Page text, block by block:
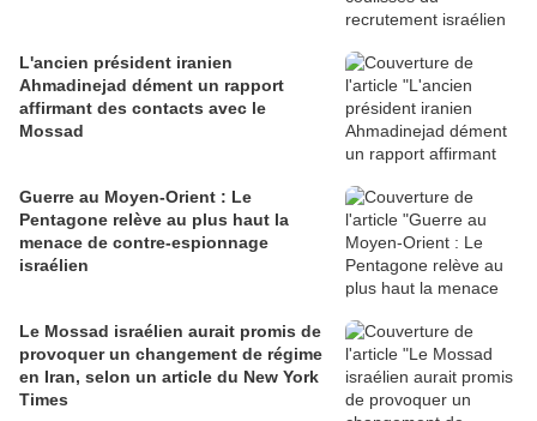
L'ancien président iranien
Ahmadinejad dément un rapport
affirmant des contacts avec le
Mossad
Guerre au Moyen-Orient : Le
Pentagone relève au plus haut la
menace de contre-espionnage
israélien
Le Mossad israélien aurait promis de
provoquer un changement de régime
en Iran, selon un article du New York
Times